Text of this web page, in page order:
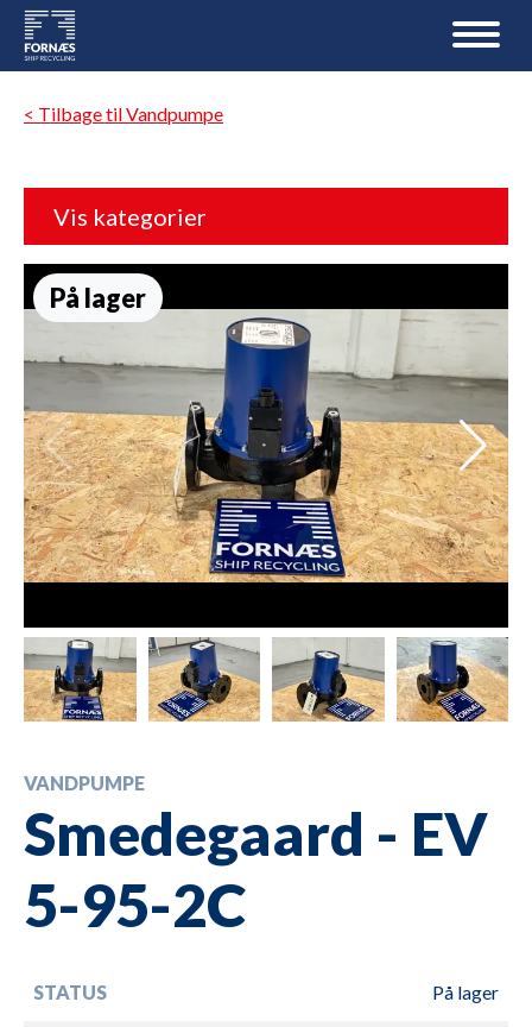
< Tilbage til Vandpumpe
Vis kategorier
På lager
VANDPUMPE
Smedegaard - EV
5-95-2C
STATUS På lager